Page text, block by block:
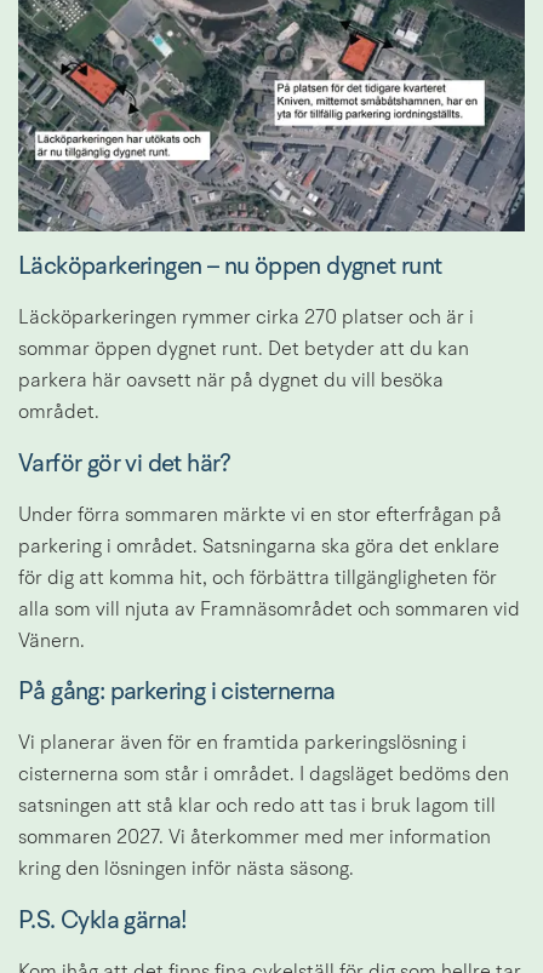
Läcköparkeringen – nu öppen dygnet runt
Läcköparkeringen rymmer cirka 270 platser och är i
sommar öppen dygnet runt. Det betyder att du kan
parkera här oavsett när på dygnet du vill besöka
området.
Varför gör vi det här?
Under förra sommaren märkte vi en stor efterfrågan på
parkering i området. Satsningarna ska göra det enklare
för dig att komma hit, och förbättra tillgängligheten för
alla som vill njuta av Framnäsområdet och sommaren vid
Vänern.
På gång: parkering i cisternerna
Vi planerar även för en framtida parkeringslösning i
cisternerna som står i området. I dagsläget bedöms den
satsningen att stå klar och redo att tas i bruk lagom till
sommaren 2027. Vi återkommer med mer information
kring den lösningen inför nästa säsong.
P.S. Cykla gärna!